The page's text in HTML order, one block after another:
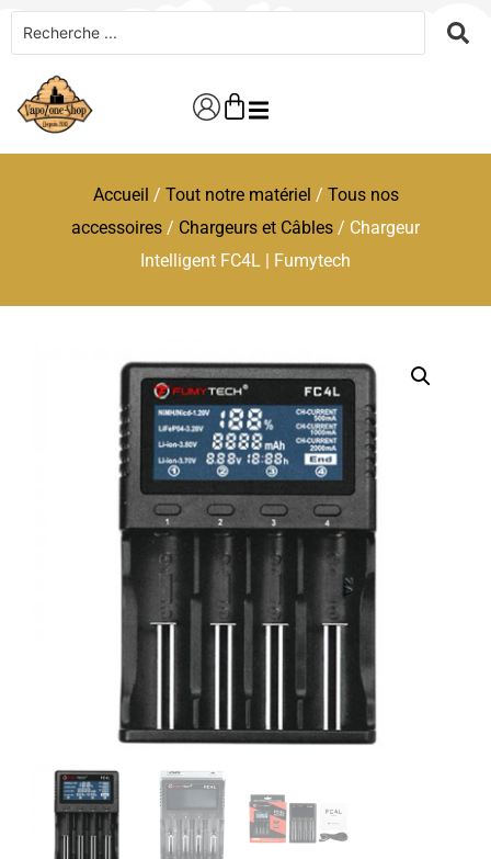
Accueil / Tout notre matériel / Tous nos
accessoires / Chargeurs et Câbles / Chargeur
Intelligent FC4L | Fumytech